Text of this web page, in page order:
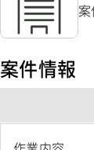
案件情報